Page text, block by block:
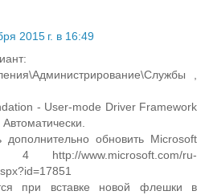
2015 г. в 16:49
,
- User-mode Driver Framework
обновить Microsoft
4 http://www.microsoft.com/ru-
при вставке новой флешки в